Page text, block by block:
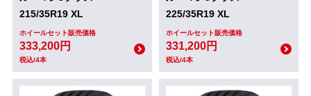
215/35R19 XL
ホイールセット販売価格
333,200円
税込/4本
225/35R19 XL
ホイールセット販売価格
331,200円
税込/4本